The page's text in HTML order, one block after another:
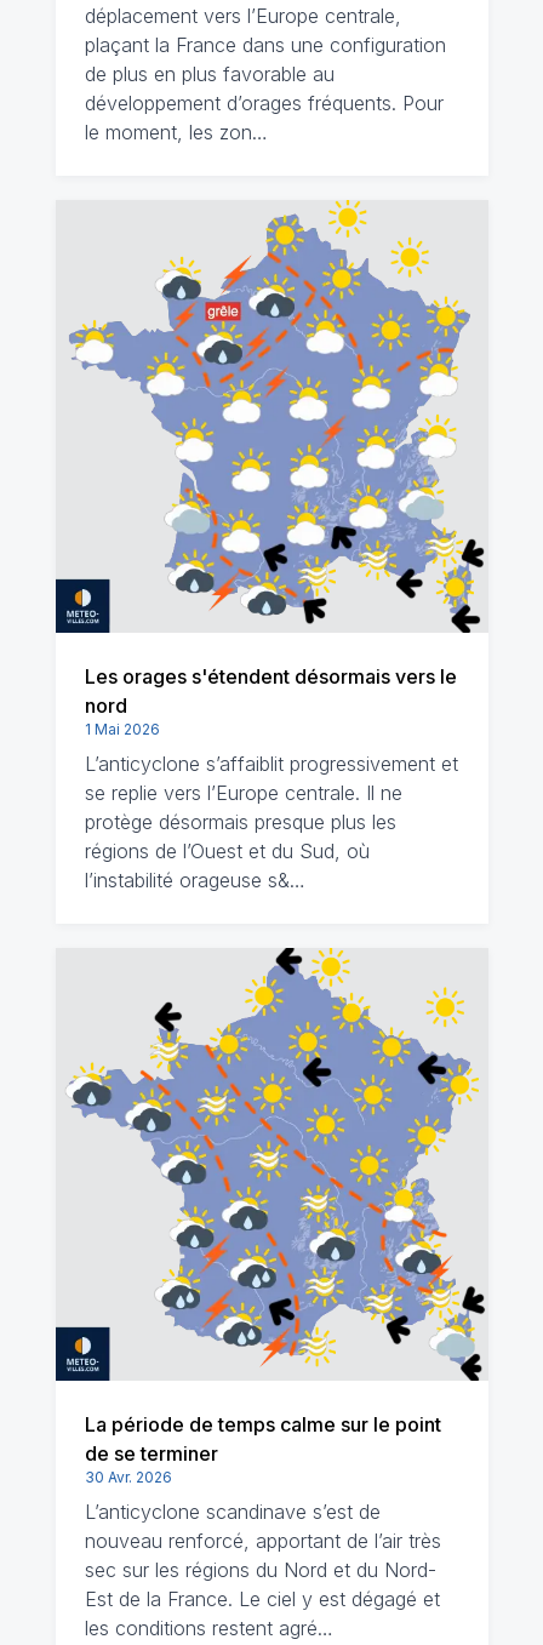
déplacement vers l’Europe centrale,
plaçant la France dans une configuration
de plus en plus favorable au
développement d’orages fréquents. Pour
le moment, les zon…
Les orages s'étendent désormais vers le
nord
1 Mai 2026
L’anticyclone s’affaiblit progressivement et
se replie vers l’Europe centrale. Il ne
protège désormais presque plus les
régions de l’Ouest et du Sud, où
l’instabilité orageuse s&…
La période de temps calme sur le point
de se terminer
30 Avr. 2026
L’anticyclone scandinave s’est de
nouveau renforcé, apportant de l’air très
sec sur les régions du Nord et du Nord-
Est de la France. Le ciel y est dégagé et
les conditions restent agré…